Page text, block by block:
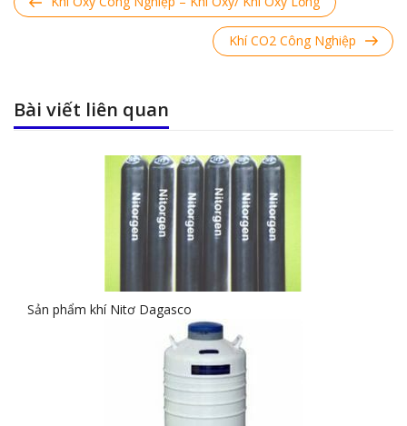
Post
Next
Post
Khí CO2 Công Nghiệp
Bài viết liên quan
Sản phẩm khí Nitơ Dagasco